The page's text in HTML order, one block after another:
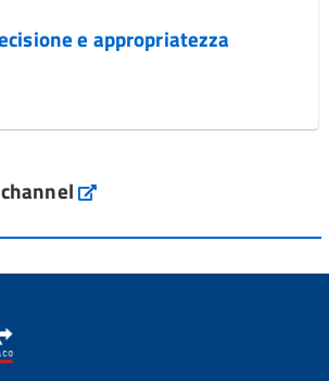
e appropriatezza